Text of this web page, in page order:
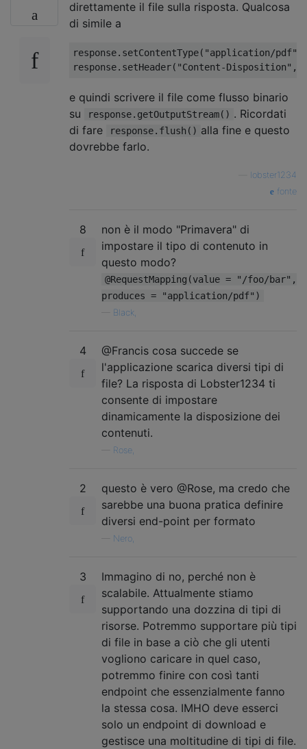
direttamente il file sulla risposta. Qualcosa
di simile a
response. setContentType( "application/pdf"
response. setHeader( "Content-Disposition" ,
e quindi scrivere il file come flusso binario
su
response.getOutputStream() . Ricordati
di fare
response.flush() alla fine e questo
dovrebbe farlo.
lobster1234
fonte
8
non è il modo "Primavera" di
impostare il tipo di contenuto in
questo modo?
@RequestMapping(value = "/foo/bar",
produces = "application/pdf")
Black,
4
@Francis cosa succede se
l'applicazione scarica diversi tipi di
file? La risposta di Lobster1234 ti
consente di impostare
dinamicamente la disposizione dei
contenuti.
Rose,
2
questo è vero @Rose, ma credo che
sarebbe una buona pratica definire
diversi end-point per formato
Nero,
3
Immagino di no, perché non è
scalabile. Attualmente stiamo
supportando una dozzina di tipi di
risorse. Potremmo supportare più tipi
di file in base a ciò che gli utenti
vogliono caricare in quel caso,
potremmo finire con così tanti
endpoint che essenzialmente fanno
la stessa cosa. IMHO deve esserci
solo un endpoint di download e
gestisce una moltitudine di tipi di file.